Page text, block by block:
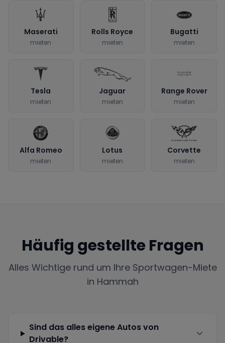
Maserati
mieten
Rolls Royce
mieten
Bugatti
mieten
Tesla
mieten
Jaguar
mieten
Range Rover
mieten
Alfa Romeo
mieten
Lotus
mieten
Corvette
mieten
Häufig gestellte Fragen
Alles Wichtige rund um Ihre Sportwagen-Miete
in Hammah
Sind das alles eigene Autos von
Drivable?